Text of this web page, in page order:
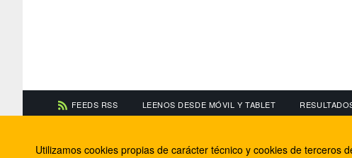
FEEDS RSS LEENOS DESDE MÓVIL Y TABLET
Información de contacto
El equipo de FútbolBalear
Utilizamos cookies propias de carácter técnico y cookies de terceros